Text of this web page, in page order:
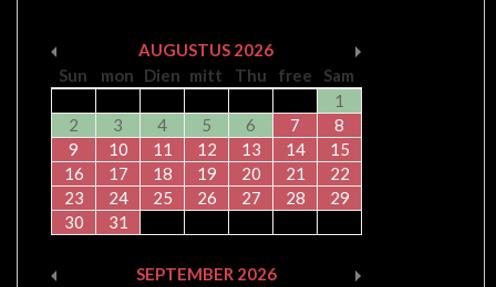
AUGUSTUS 2026
Sun
mon Dien mitt Thu free
Sam
1
2
3 4 5 6 7
8
9
10 11 12 13 14
15
16
17 18 19 20 21
22
23
24 25 26 27 28
29
30
31
SEPTEMBER 2026